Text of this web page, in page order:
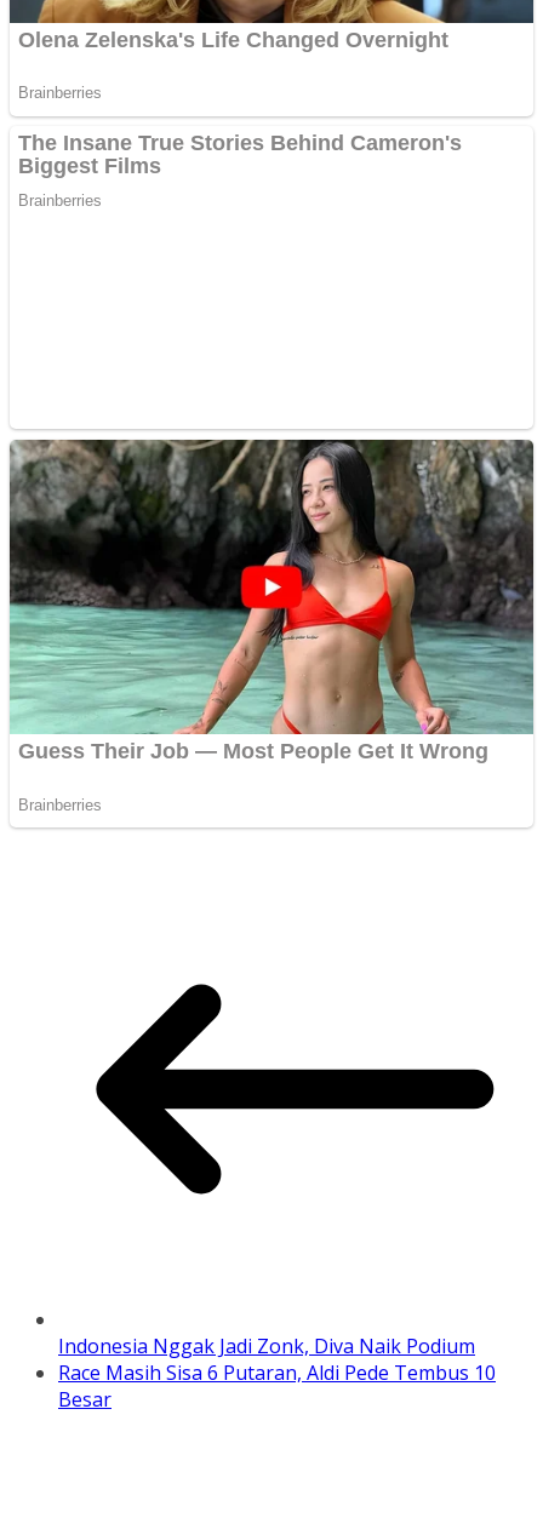
Indonesia Nggak Jadi Zonk, Diva Naik Podium
Race Masih Sisa 6 Putaran, Aldi Pede Tembus 10
Besar